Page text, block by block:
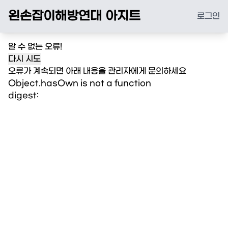
왼손잡이해방연대 아지트 로그인
알 수 없는 오류!
다시 시도
오류가 계속되면 아래 내용을 관리자에게 문의하세요
Object.hasOwn is not a function
digest: